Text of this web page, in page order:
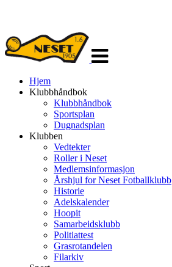
navigasjon
Hjem
Klubbhåndbok
Klubbhåndbok
Sportsplan
Dugnadsplan
Klubben
Vedtekter
Roller i Neset
Medlemsinformasjon
Årshjul for Neset Fotballklubb
Historie
Adelskalender
Hoopit
Samarbeidsklubb
Politiattest
Grasrotandelen
Filarkiv